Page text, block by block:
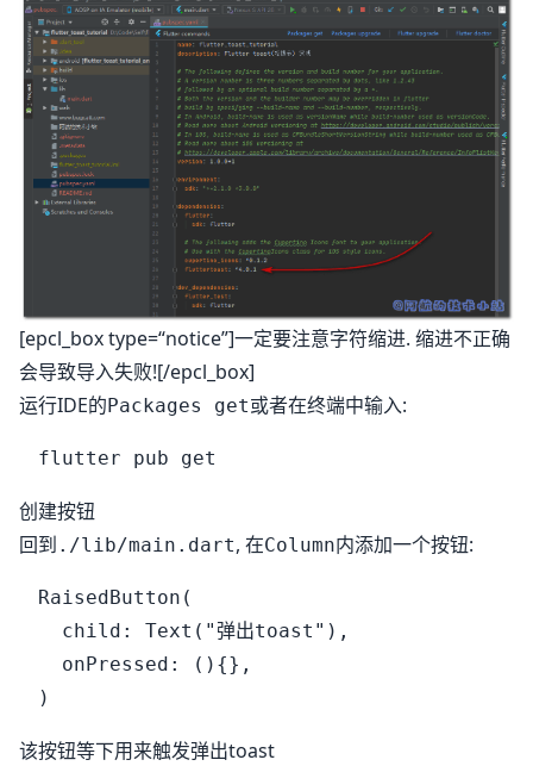
[epcl_box type=“notice”]一定要注意字符缩进. 缩进不正确
会导致导入失败![/epcl_box]
运行IDE的Packages get或者在终端中输入:
创建按钮
回到 ./lib/main.dart, 在Column内添加一个按钮:
RaisedButton(
  child: Text("弹出toast"),
  onPressed: (){},
该按钮等下用来触发弹出toast